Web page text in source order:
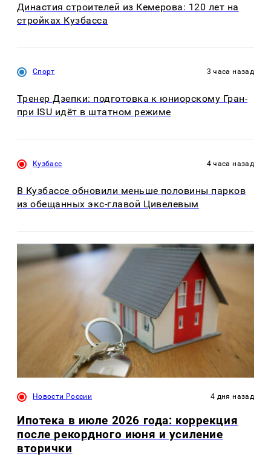
Династия строителей из Кемерова: 120 лет на
стройках Кузбасса
Спорт 3 часа назад
Тренер Дзепки: подготовка к юниорскому Гран-
при ISU идёт в штатном режиме
Кузбасс 4 часа назад
В Кузбассе обновили меньше половины парков
из обещанных экс-главой Цивелевым
Новости России 4 дня назад
Ипотека в июле 2026 года: коррекция
после рекордного июня и усиление
вторички